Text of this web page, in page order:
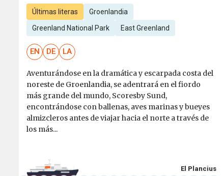
Últimas literas Groenlandia
Greenland National Park East Greenland
EN DE LA
Aventurándose en la dramática y escarpada costa del
noreste de Groenlandia, se adentrará en el fiordo
más grande del mundo, Scoresby Sund,
encontrándose con ballenas, aves marinas y bueyes
almizcleros antes de viajar hacia el norte a través de
los más...
El Plancius